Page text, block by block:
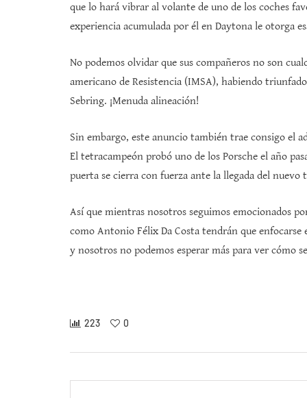
que lo hará vibrar al volante de uno de los coches
experiencia acumulada por él en Daytona le otorga
No podemos olvidar que sus compañeros no son
americano de Resistencia (IMSA), habiendo
Sebring. ¡Menuda alineación!
Sin embargo, este anuncio también trae consigo el
El tetracampeón probó uno de los Porsche el año
puerta se cierra con fuerza ante la llegada del nuevo
Así que mientras nosotros seguimos emocionados
como Antonio Félix Da Costa tendrán que enfocarse
y nosotros no podemos esperar más para ver cómo
223 0